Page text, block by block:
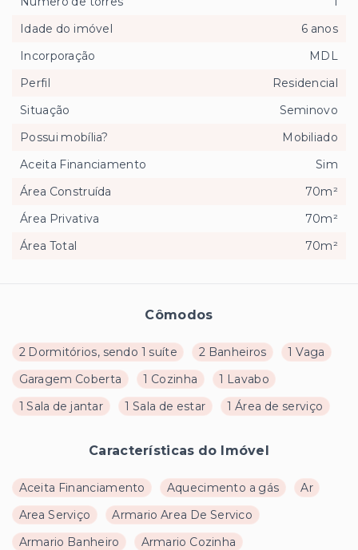
Cômodos
2 Dormitórios, sendo 1 suíte 2 Banheiros
1 Vaga
Garagem Coberta
1 Cozinha
1 Lavabo
1 Sala de jantar
1 Sala de estar 1 Área de serviço
Características do Imóvel
Aceita Financiamento Aquecimento a gás
Ar
Area Serviço
Armario Area De Servico
Armario Banheiro
Armario Cozinha
Idade do imóvel
6 anos
Incorporação
MDL
Perfil
Residencial
Situação
Seminovo
Possui mobília?
Mobiliado
Aceita Financiamento
Sim
Área Construída
70m²
Área Privativa
70m²
Área Total
70m²